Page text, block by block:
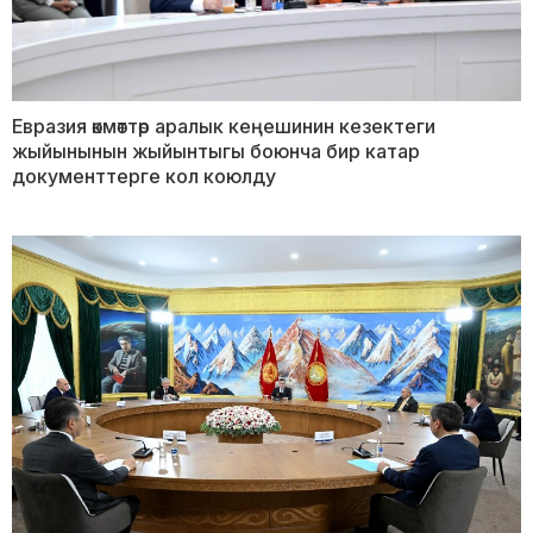
Евразия өкмөттөр аралык кеңешинин кезектеги
жыйынынын жыйынтыгы боюнча бир катар
документтерге кол коюлду